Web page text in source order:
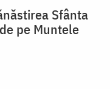
Sfânta
pe Muntele